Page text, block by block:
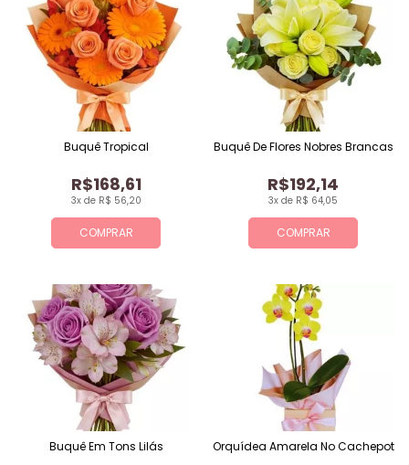
COMPRAR
3x de R$ 56,20
R$168,61
Buquê Tropical
COMPRAR
3x de R$ 64,05
R$192,14
Buquê De Flores Nobres Brancas
Buquê Em Tons Lilás Orquídea Amarela No Cachepot